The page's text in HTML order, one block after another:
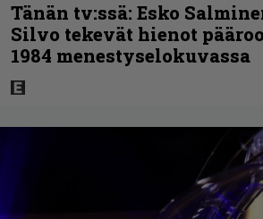
Tänän tv:ssä: Esko
Silvo tekevät hienot
1984 menestyselokuvassa